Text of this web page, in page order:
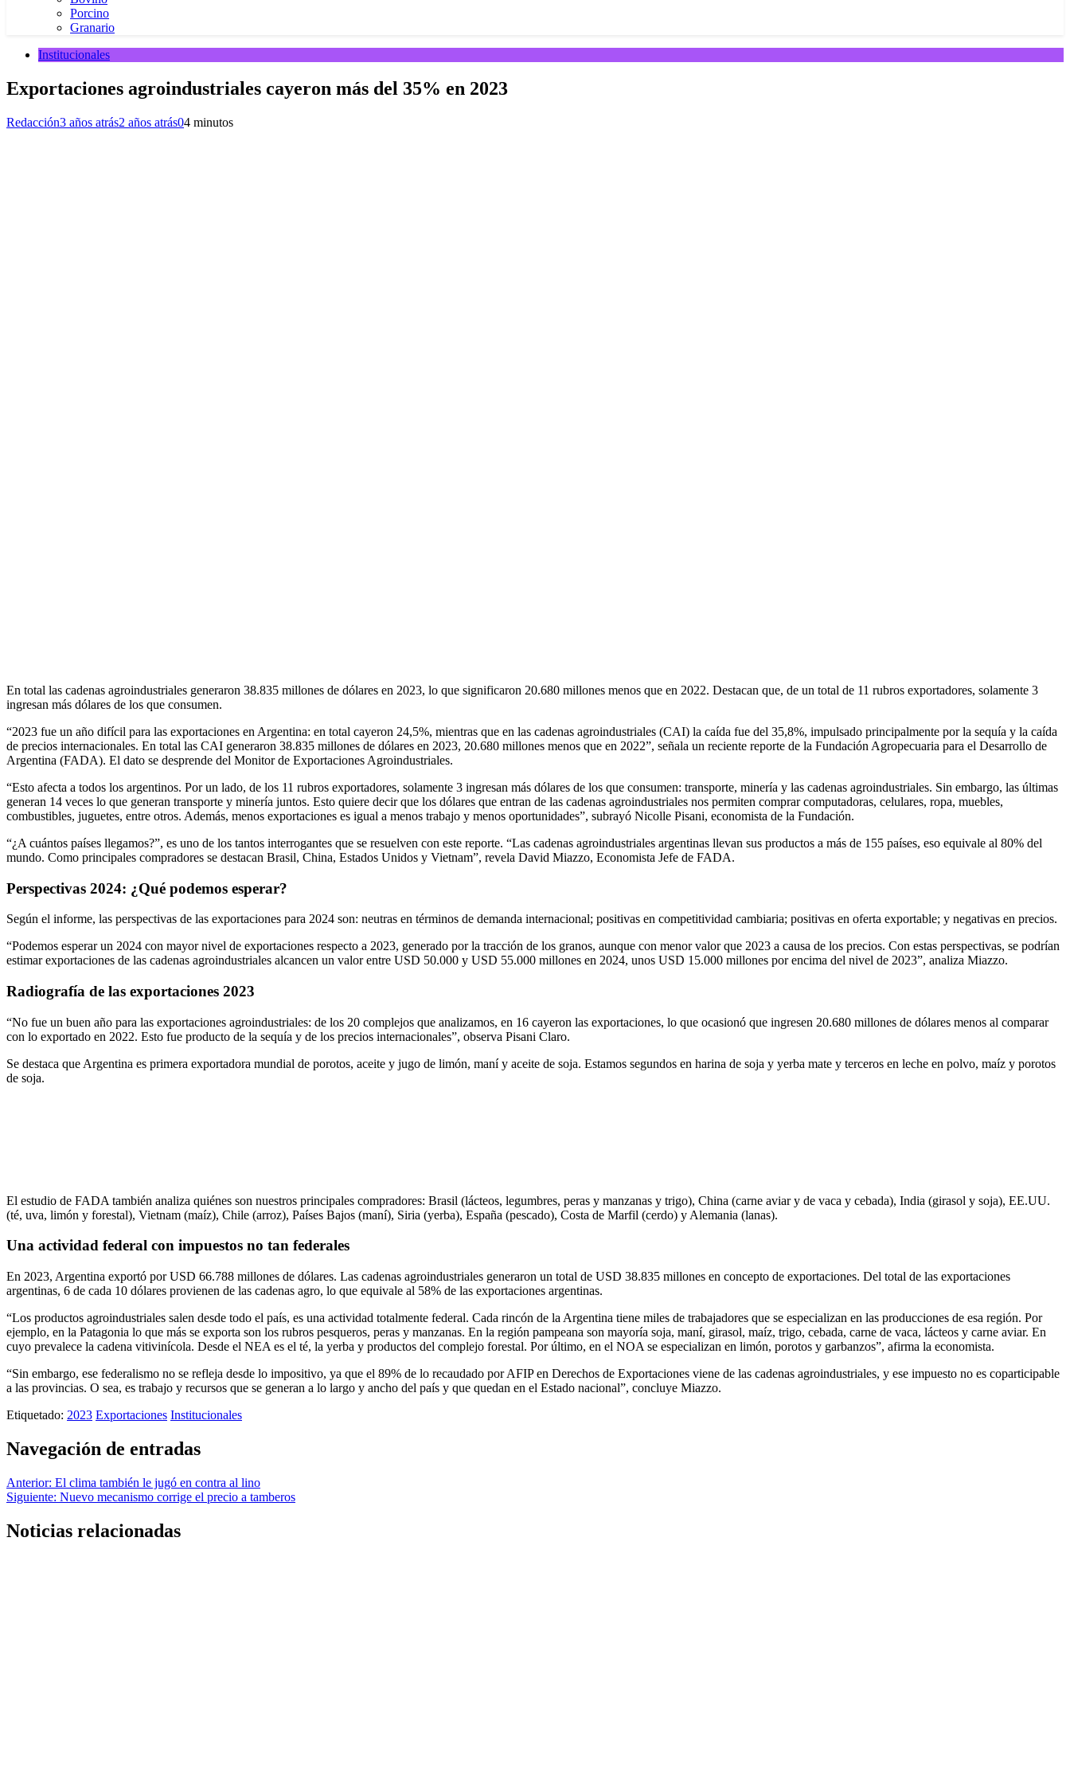
Porcino
Granario
Institucionales
Exportaciones agroindustriales cayeron más del 35% en 2023
Redacción3 años atrás2 años atrás04 minutos
En total las cadenas agroindustriales generaron 38.835 millones de dólares en 2023, lo que significaron 20.680 millones menos que en 2022. Destacan que, de un total de 11 rubros exportadores, solamente 3
ingresan más dólares de los que consumen.
“2023 fue un año difícil para las exportaciones en Argentina: en total cayeron 24,5%, mientras que en las cadenas agroindustriales (CAI) la caída fue del 35,8%, impulsado principalmente por la sequía y la caída
de precios internacionales. En total las CAI generaron 38.835 millones de dólares en 2023, 20.680 millones menos que en 2022”, señala un reciente reporte de la Fundación Agropecuaria para el Desarrollo de
Argentina (FADA). El dato se desprende del Monitor de Exportaciones Agroindustriales.
“Esto afecta a todos los argentinos. Por un lado, de los 11 rubros exportadores, solamente 3 ingresan más dólares de los que consumen: transporte, minería y las cadenas agroindustriales. Sin embargo, las últimas
generan 14 veces lo que generan transporte y minería juntos. Esto quiere decir que los dólares que entran de las cadenas agroindustriales nos permiten comprar computadoras, celulares, ropa, muebles,
combustibles, juguetes, entre otros. Además, menos exportaciones es igual a menos trabajo y menos oportunidades”, subrayó Nicolle Pisani, economista de la Fundación.
“¿A cuántos países llegamos?”, es uno de los tantos interrogantes que se resuelven con este reporte. “Las cadenas agroindustriales argentinas llevan sus productos a más de 155 países, eso equivale al 80% del
mundo. Como principales compradores se destacan Brasil, China, Estados Unidos y Vietnam”, revela David Miazzo, Economista Jefe de FADA.
Perspectivas 2024: ¿Qué podemos esperar?
Según el informe, las perspectivas de las exportaciones para 2024 son: neutras en términos de demanda internacional; positivas en competitividad cambiaria; positivas en oferta exportable; y negativas en precios.
“Podemos esperar un 2024 con mayor nivel de exportaciones respecto a 2023, generado por la tracción de los granos, aunque con menor valor que 2023 a causa de los precios. Con estas perspectivas, se podrían
estimar exportaciones de las cadenas agroindustriales alcancen un valor entre USD 50.000 y USD 55.000 millones en 2024, unos USD 15.000 millones por encima del nivel de 2023”, analiza Miazzo.
Radiografía de las exportaciones 2023
“No fue un buen año para las exportaciones agroindustriales: de los 20 complejos que analizamos, en 16 cayeron las exportaciones, lo que ocasionó que ingresen 20.680 millones de dólares menos al comparar
con lo exportado en 2022. Esto fue producto de la sequía y de los precios internacionales”, observa Pisani Claro.
Se destaca que Argentina es primera exportadora mundial de porotos, aceite y jugo de limón, maní y aceite de soja. Estamos segundos en harina de soja y yerba mate y terceros en leche en polvo, maíz y porotos
de soja.
El estudio de FADA también analiza quiénes son nuestros principales compradores: Brasil (lácteos, legumbres, peras y manzanas y trigo), China (carne aviar y de vaca y cebada), India (girasol y soja), EE.UU.
(té, uva, limón y forestal), Vietnam (maíz), Chile (arroz), Países Bajos (maní), Siria (yerba), España (pescado), Costa de Marfil (cerdo) y Alemania (lanas).
Una actividad federal con impuestos no tan federales
En 2023, Argentina exportó por USD 66.788 millones de dólares. Las cadenas agroindustriales generaron un total de USD 38.835 millones en concepto de exportaciones. Del total de las exportaciones
argentinas, 6 de cada 10 dólares provienen de las cadenas agro, lo que equivale al 58% de las exportaciones argentinas.
“Los productos agroindustriales salen desde todo el país, es una actividad totalmente federal. Cada rincón de la Argentina tiene miles de trabajadores que se especializan en las producciones de esa región. Por
ejemplo, en la Patagonia lo que más se exporta son los rubros pesqueros, peras y manzanas. En la región pampeana son mayoría soja, maní, girasol, maíz, trigo, cebada, carne de vaca, lácteos y carne aviar. En
cuyo prevalece la cadena vitivinícola. Desde el NEA es el té, la yerba y productos del complejo forestal. Por último, en el NOA se especializan en limón, porotos y garbanzos”, afirma la economista.
“Sin embargo, ese federalismo no se refleja desde lo impositivo, ya que el 89% de lo recaudado por AFIP en Derechos de Exportaciones viene de las cadenas agroindustriales, y ese impuesto no es coparticipable
a las provincias. O sea, es trabajo y recursos que se generan a lo largo y ancho del país y que quedan en el Estado nacional”, concluye Miazzo.
Etiquetado: 2023 Exportaciones Institucionales
Navegación de entradas
Anterior: El clima también le jugó en contra al lino
Siguiente: Nuevo mecanismo corrige el precio a tamberos
Noticias relacionadas